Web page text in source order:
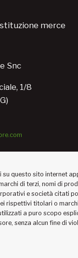
merce
Snc
1/8
su questo sito internet
di terzi, nomi di
e società citati
rispettivi titolari o
a puro scopo
senza alcun fine di